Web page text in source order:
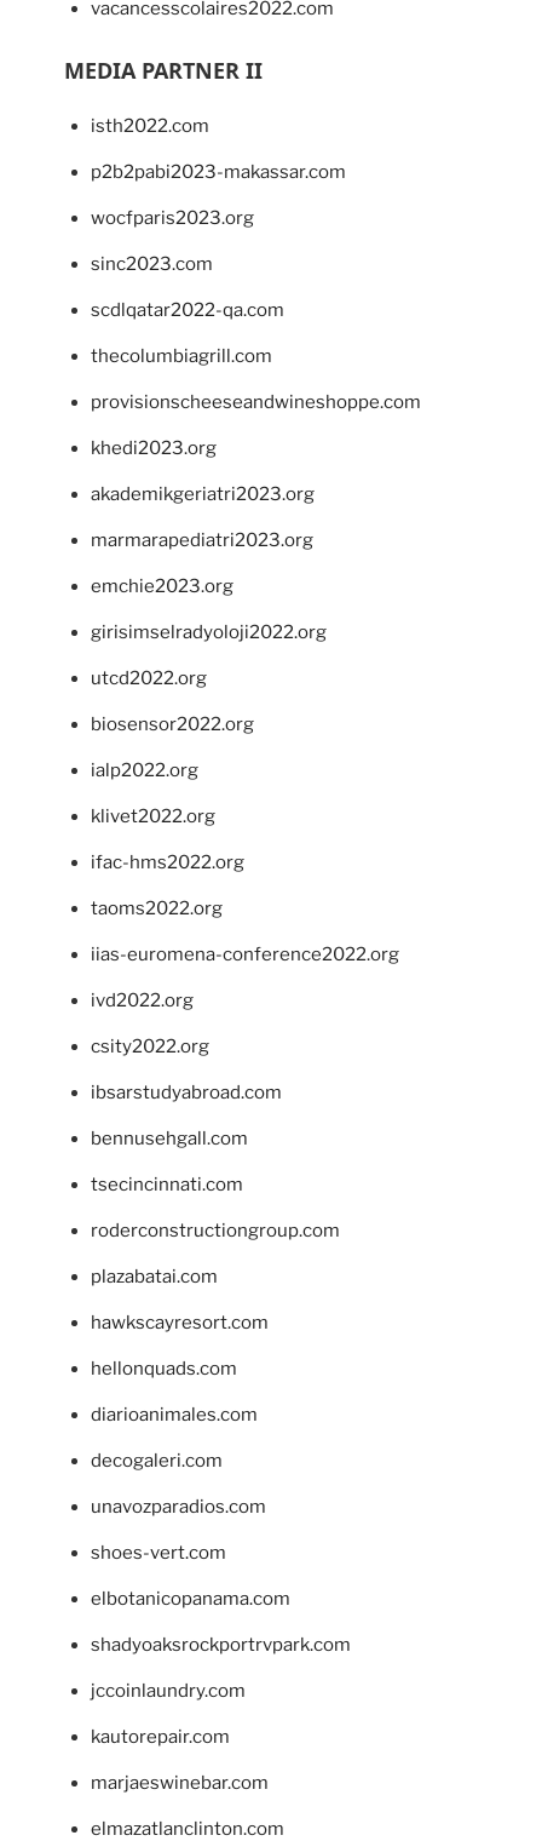
vacancesscolaires2022.com
MEDIA PARTNER II
isth2022.com
p2b2pabi2023-makassar.com
wocfparis2023.org
sinc2023.com
scdlqatar2022-qa.com
thecolumbiagrill.com
provisionscheeseandwineshoppe.com
khedi2023.org
akademikgeriatri2023.org
marmarapediatri2023.org
emchie2023.org
girisimselradyoloji2022.org
utcd2022.org
biosensor2022.org
ialp2022.org
klivet2022.org
ifac-hms2022.org
taoms2022.org
iias-euromena-conference2022.org
ivd2022.org
csity2022.org
ibsarstudyabroad.com
bennusehgall.com
tsecincinnati.com
roderconstructiongroup.com
plazabatai.com
hawkscayresort.com
hellonquads.com
diarioanimales.com
decogaleri.com
unavozparadios.com
shoes-vert.com
elbotanicopanama.com
shadyoaksrockportrvpark.com
jccoinlaundry.com
kautorepair.com
marjaeswinebar.com
elmazatlanclinton.com